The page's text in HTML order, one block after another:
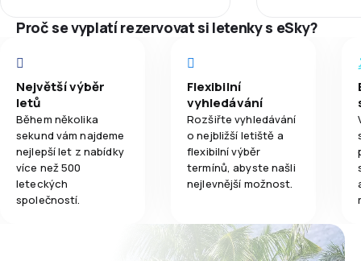
Ceny letenek 4,0
5,0
Přeprava zavazadel 5,0
Jídla 5,0
Komfort
Přeprava
Proč se vyplatí rezervovat si letenky s eSky?
Největší výběr
letů
Během několika
sekund vám najdeme
nejlepší let z nabídky
více než 500
leteckých
společností.
Flexibilní
vyhledávání
Rozšiřte vyhledávání
o nejbližší letiště a
flexibilní výběr
termínů, abyste našli
nejlevnější možnost.